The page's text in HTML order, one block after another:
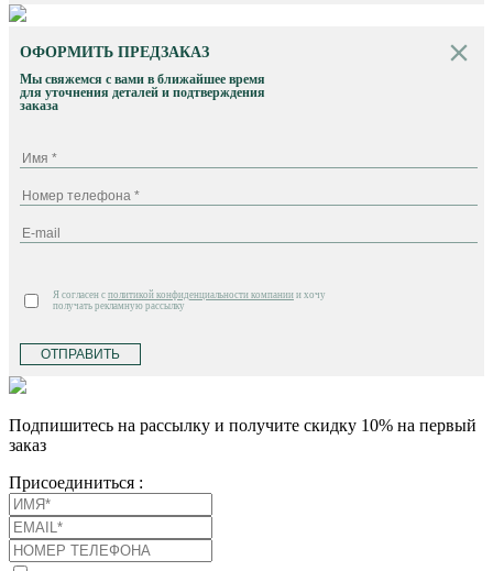
ОФОРМИТЬ ПРЕДЗАКАЗ
Мы свяжемся с вами в ближайшее время
для уточнения деталей и подтверждения
заказа
Я согласен с политикой конфиденциальности компании и хочу
получать рекламную рассылку
ОТПРАВИТЬ
Подпишитесь на рассылку и получите скидку 10% на первый
заказ
Присоединиться :